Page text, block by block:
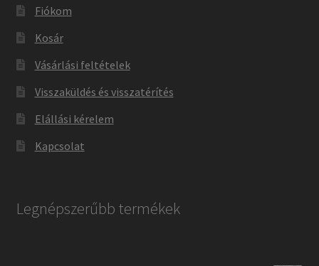
Fiókom
Kosár
Vásárlási feltételek
Visszaküldés és visszatérítés
Elállási kérelem
Kapcsolat
Legnépszerűbb termékek